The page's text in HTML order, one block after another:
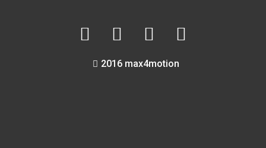
2016 max4motion